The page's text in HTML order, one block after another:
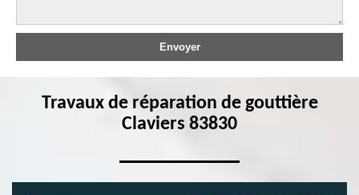
Travaux de réparation de gouttière
Claviers 83830